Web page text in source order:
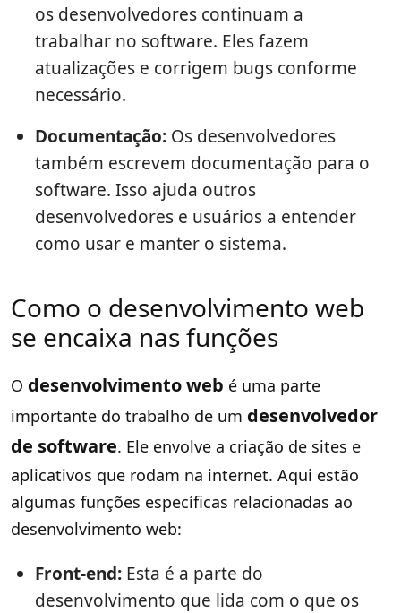
os desenvolvedores continuam a
trabalhar no software. Eles fazem
atualizações e corrigem bugs conforme
necessário.
Documentação: Os desenvolvedores
também escrevem documentação para o
software. Isso ajuda outros
desenvolvedores e usuários a entender
como usar e manter o sistema.
Como o desenvolvimento web
se encaixa nas funções
O desenvolvimento web é uma parte
importante do trabalho de um desenvolvedor
de software. Ele envolve a criação de sites e
aplicativos que rodam na internet. Aqui estão
algumas funções específicas relacionadas ao
desenvolvimento web:
Front-end: Esta é a parte do
desenvolvimento que lida com o que os